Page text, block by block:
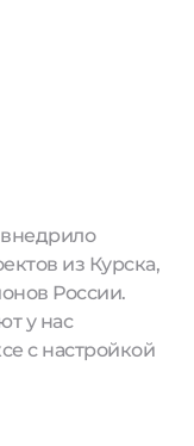
внедрило
из Курска,
России.
у нас
с настройкой